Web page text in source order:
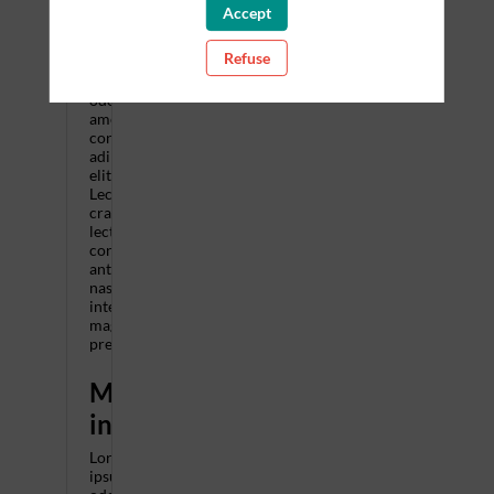
odor
amet,
consectetuer
adipiscing
elit.
Lectus
cras
lectus
consectetur
ante
nascetur
interdum
magnis
pretium.
More
information
Lorem
ipsum
Accept
Refuse